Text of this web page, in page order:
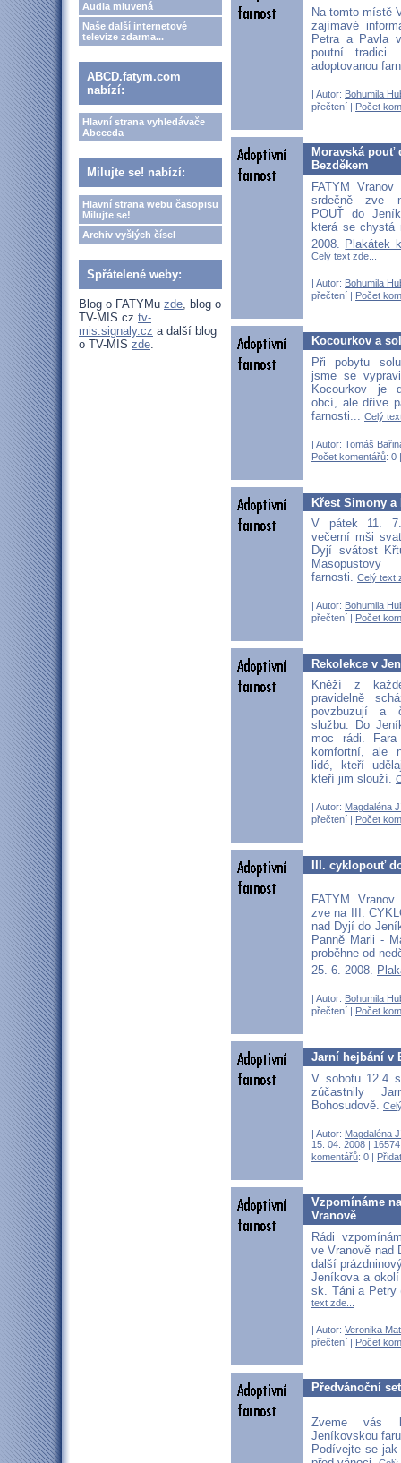
Audia mluvená
Naše další internetové
televize zdarma...
ABCD.fatym.com
nabízí:
Hlavní strana vyhledávače
Abeceda
Milujte se! nabízí:
Hlavní strana webu časopisu
Milujte se!
Archiv vyšlých čísel
Spřátelené weby:
Blog o FATYMu zde, blog o
TV-MIS.cz tv-
mis.signaly.cz a další blog
o TV-MIS zde.
Na tomto místě
zajímavé
Petra a Pavla
poutní
adoptovanou
| Autor: Bohumila
přečtení | Počet
Moravská pouť
Bezděkem
FATYM
srdečně zve
POUŤ do
která se chystá
2008. Plakátek
Celý text zde...
| Autor: Bohumila
přečtení | Počet
Kocourkov a
Při pobytu
jsme se
Kocourkov je
obcí, ale dříve
farnosti...
Celý
| Autor: Tomáš
Počet komentářů: 0
Křest Simony a
V pátek 11.
večerní mši
Dyjí svátost
farnosti. Celý text
| Autor: Bohumila
přečtení | Počet
Rekolekce v
Kněží z
pravidelně
povzbuzují a
službu. Do
moc rádi.
komfortní, ale
lidé, kteří
kteří jim slouží.
| Autor: Magdaléna
přečtení |
Počet
III. cyklopouť
FATYM
zve na III.
nad Dyjí do
Panně Marii -
proběhne od
25. 6. 2008.
| Autor: Bohumila
přečtení |
Počet
Jarní hejbání v
V sobotu 12.4
zúčastnily
Bohosudově.
| Autor: Magdaléna
15. 04. 2008 |
komentářů: 0 |
Vzpomínáme
Vranově
Rádi
ve Vranově nad
další
Jeníkova a
sk. Táni a Petry
text zde...
| Autor: Veronika
přečtení | Počet
Předvánoční
Zveme vás
Jeníkovskou
Podívejte se